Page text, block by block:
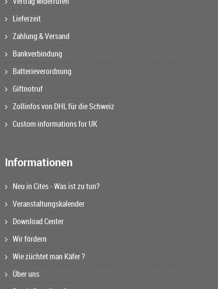
Lieferzeit
Zahlung & Versand
Bankverbindung
Batterieverordnung
Giftnotruf
Zollinfos von DHL für die Schweiz
Custom informations for UK
Informationen
Neu in Cites - Was ist zu tun?
Veranstaltungskalender
Download Center
Wir fördern
Wie züchtet man Käfer ?
Über uns